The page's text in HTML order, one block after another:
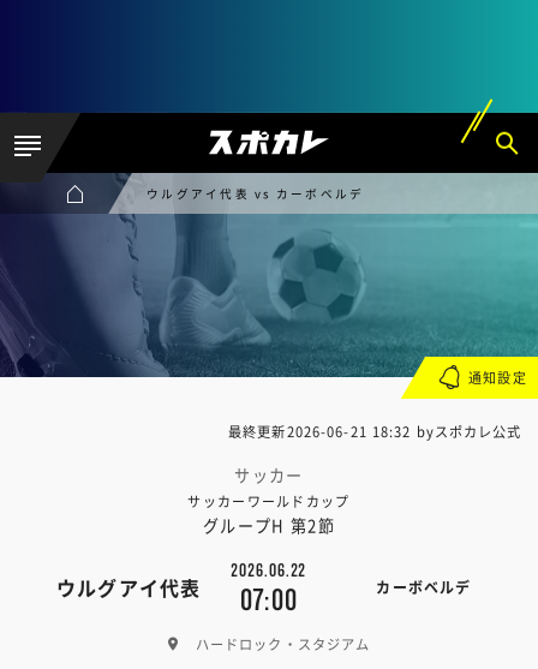
ウルグアイ代表 vs カーボベルデ
最終更新2026-06-21 18:32 byスポカレ公式
サッカー
サッカーワールドカップ
グループH 第2節
ウルグアイ代表
2026.06.22
07:00 カーボベルデ
ハードロック・スタジアム
通知設定